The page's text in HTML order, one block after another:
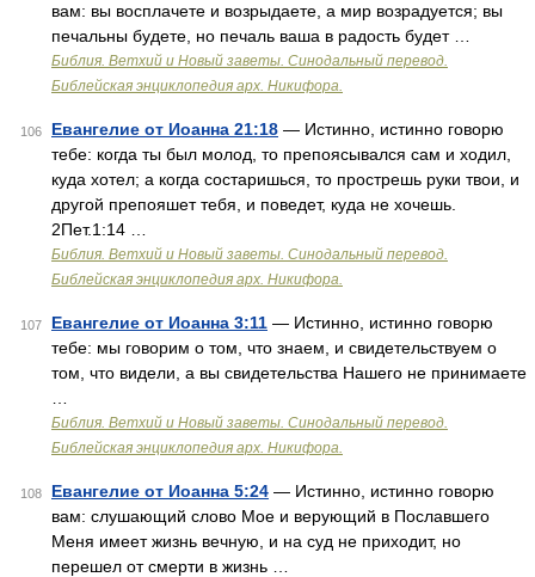
вам: вы восплачете и возрыдаете, а мир возрадуется; вы
печальны будете, но печаль ваша в радость будет …
Библия. Ветхий и Новый заветы. Синодальный перевод.
Библейская энциклопедия арх. Никифора.
106 Евангелие от Иоанна 21:18 — Истинно, истинно говорю
тебе: когда ты был молод, то препоясывался сам и ходил,
куда хотел; а когда состаришься, то прострешь руки твои, и
другой препояшет тебя, и поведет, куда не хочешь.
2Пет.1:14 …
Библия. Ветхий и Новый заветы. Синодальный перевод.
Библейская энциклопедия арх. Никифора.
107 Евангелие от Иоанна 3:11 — Истинно, истинно говорю
тебе: мы говорим о том, что знаем, и свидетельствуем о
том, что видели, а вы свидетельства Нашего не принимаете
Библия. Ветхий и Новый заветы. Синодальный перевод.
Библейская энциклопедия арх. Никифора.
108 Евангелие от Иоанна 5:24 — Истинно, истинно говорю
вам: слушающий слово Мое и верующий в Пославшего
Меня имеет жизнь вечную, и на суд не приходит, но
перешел от смерти в жизнь …